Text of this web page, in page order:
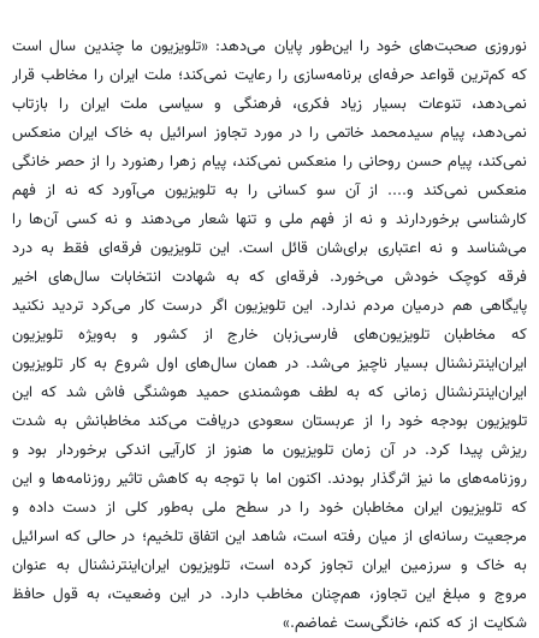
نوروزی صحبت‌های خود را این‌طور پایان می‌دهد: «تلویزیون ما چندین سال است
که کم‌ترین قواعد حرفه‌ای برنامه‌سازی را رعایت نمی‌کند؛ ملت ایران را مخاطب قرار
نمی‌دهد، تنوعات بسیار زیاد فکری، فرهنگی و سیاسی ملت ایران را بازتاب
نمی‌دهد، پیام سیدمحمد خاتمی را در مورد تجاوز اسرائیل به خاک ایران منعکس
نمی‌کند، پیام حسن روحانی را منعکس نمی‌کند، پیام زهرا رهنورد را از حصر خانگی
منعکس نمی‌کند و.... از آن سو کسانی را به تلویزیون می‌آورد که نه از فهم
کارشناسی برخوردارند و نه از فهم ملی و تنها شعار می‌دهند و نه کسی آن‌ها را
می‌شناسد و نه اعتباری برای‌شان قائل است. این تلویزیون فرقه‌ای فقط به درد
فرقه کوچک خودش می‌خورد. فرقه‌ای که به شهادت انتخابات سال‌های اخیر
پایگاهی هم درمیان مردم ندارد. این تلویزیون اگر درست کار می‌کرد تردید نکنید
که مخاطبان تلویزیون‌های فارسی‌زبان خارج از کشور و به‌ویژه تلویزیون
ایران‌اینترنشنال بسیار ناچیز می‌شد. در همان سال‌های اول شروع به کار تلویزیون
ایران‌اینترنشنال زمانی که به لطف هوشمندی حمید هوشنگی فاش شد که این
تلویزیون بودجه خود را از عربستان سعودی دریافت می‌کند مخاطبانش به شدت
ریزش پیدا کرد. در آن زمان تلویزیون ما هنوز از کارآیی اندکی برخوردار بود و
روزنامه‌های ما نیز اثرگذار بودند. اکنون اما با توجه به کاهش تاثیر روزنامه‌ها و این
که تلویزیون ایران مخاطبان خود را در سطح ملی به‌طور کلی از دست داده و
مرجعیت رسانه‌ای از میان رفته است، شاهد این اتفاق تلخیم؛ در حالی که اسرائیل
به خاک و سرزمین ایران تجاوز کرده است، تلویزیون ایران‌اینترنشنال به عنوان
مروج و مبلغ این تجاوز، هم‌چنان مخاطب دارد. در این وضعیت، به قول حافظ
شکایت از که کنم، خانگی‌ست غماضم.»